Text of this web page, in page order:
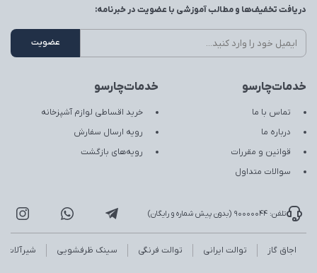
خدمات‌چارسو
تماس با ما
درباره ما
قوانین و مقررات
سوالات متداول
خدمات‌چارسو
خرید اقساطی لوازم آشپزخانه
رویه ارسال سفارش
رویه‌های بازگشت
دریافت تخفیف‌ها و مطالب آموزشی با عضویت در خبرنامه:
تلفن: 90000044 (بدون پیش شماره و رایگان)
اجاق گاز توالت ایرانی توالت فرنگی سینک ظرفشویی شیرآلات